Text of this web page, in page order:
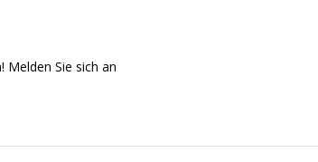
Melden Sie sich an